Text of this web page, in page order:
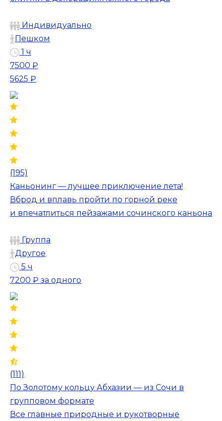
Индивидуально
Пешком
1 ч
7500 ₽
5625 ₽
(195)
Каньонинг — лучшее приключение лета!
Вброд и вплавь пройти по горной реке
и впечатлиться пейзажами сочинского каньона
Группа
Другое
5 ч
7200 ₽ за одного
(111)
По Золотому кольцу Абхазии — из Сочи в
групповом формате
Все главные природные и рукотворные